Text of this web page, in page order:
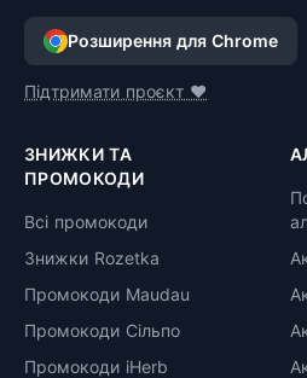
Розширення для Chrome
Підтримати проєкт ❤️
ЗНИЖКИ ТА
ПРОМОКОДИ
Всі промокоди
Знижки Rozetka
Промокоди Maudau
Промокоди Сільпо
Промокоди iHerb